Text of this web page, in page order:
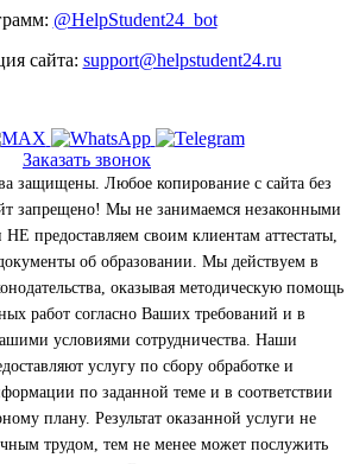
@HelpStudent24_bot
сайта: support@helpstudent24.ru
Заказать звонок
защищены. Любое копирование с сайта без
запрещено! Мы не занимаемся незаконными
НЕ предоставляем своим клиентам аттестаты,
об образовании. Мы действуем в
оказывая методическую помощь
работ согласно Ваших требований и в
условиями сотрудничества. Наши
услугу по сбору обработке и
по заданной теме и в соответствии
плану. Результат оказанной услуги не
трудом, тем не менее может послужить